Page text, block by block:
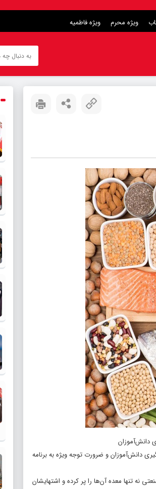
ویژه محرم ویژه فاطمیه
دانش‌آموزان
دانش‌آموزان و ضرورت توجه ویژه‌ به برنامه
نه تنها معده آن‌ها را پر کرده و اشتهایشان